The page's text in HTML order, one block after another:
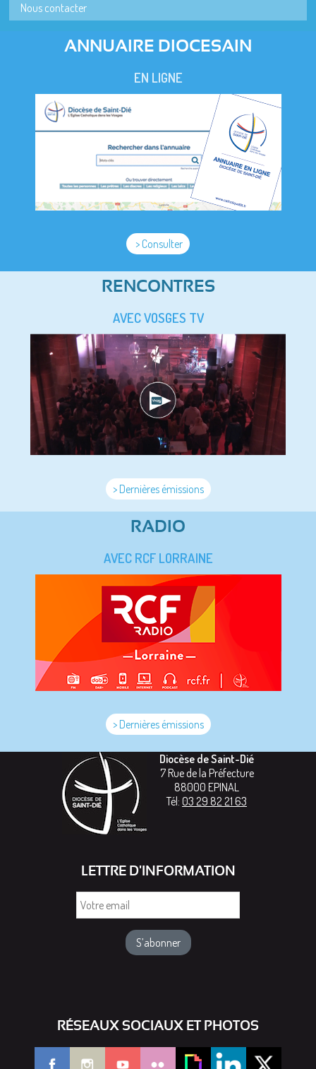
Nous contacter
ANNUAIRE DIOCESAIN
EN LIGNE
> Consulter
RENCONTRES
AVEC VOSGES TV
> Dernières émissions
RADIO
AVEC RCF LORRAINE
> Dernières émissions
Diocèse de Saint-Dié
7 Rue de la Préfecture
88000 EPINAL
Tél: 03 29 82 21 63
LETTRE D'INFORMATION
RÉSEAUX SOCIAUX ET PHOTOS